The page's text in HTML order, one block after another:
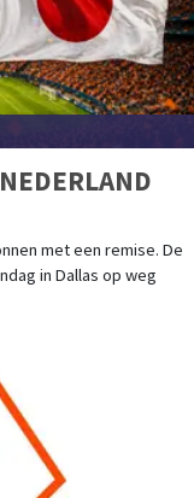
met een remise. De
in Dallas op weg